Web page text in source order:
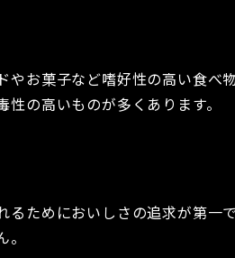
お菓子など嗜好性の高い食べ
の高いものが多くあります。
るためにおいしさの追求が第一